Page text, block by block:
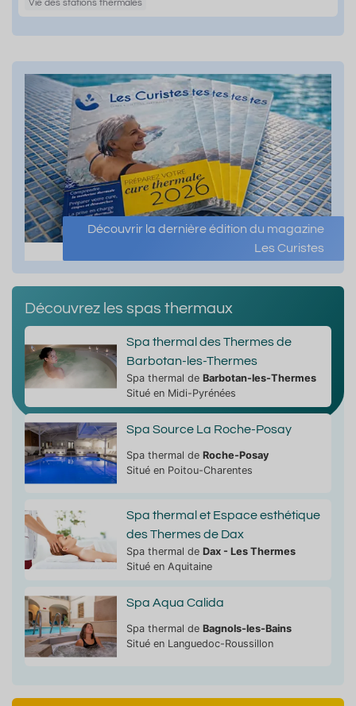
Vie des stations thermales
Découvrir la dernière édition du magazine
Les Curistes
Découvrez les spas thermaux
Spa thermal des Thermes de
Barbotan-les-Thermes
Spa thermal de Barbotan-les-Thermes
Situé en Midi-Pyrénées
Spa Source La Roche-Posay
Spa thermal de Roche-Posay
Situé en Poitou-Charentes
Spa thermal et Espace esthétique
des Thermes de Dax
Spa thermal de Dax - Les Thermes
Situé en Aquitaine
Spa Aqua Calida
Spa thermal de Bagnols-les-Bains
Situé en Languedoc-Roussillon